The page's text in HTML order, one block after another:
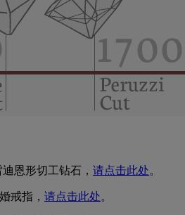
恩形切工钻石， 请点击此处 。
戒指， 请点击此处 。